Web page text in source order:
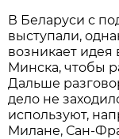
В Беларуси с
выступали,
возникает идея
Минска, чтобы
Дальше
дело не
используют,
Милане, Сан-